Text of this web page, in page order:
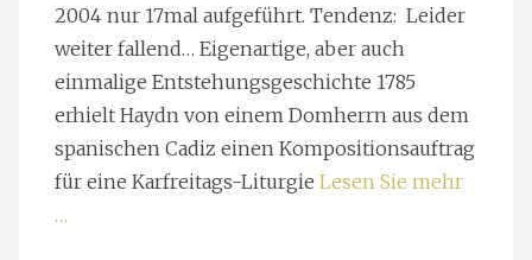
2004 nur 17mal aufgeführt. Tendenz: Leider
weiter fallend… Eigenartige, aber auch
einmalige Entstehungsgeschichte 1785
erhielt Haydn von einem Domherrn aus dem
spanischen Cadiz einen Kompositionsauftrag
für eine Karfreitags-Liturgie Lesen Sie mehr
…